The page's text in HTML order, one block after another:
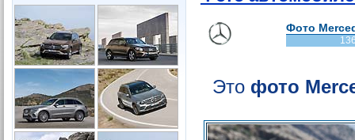
Фото
Это фото